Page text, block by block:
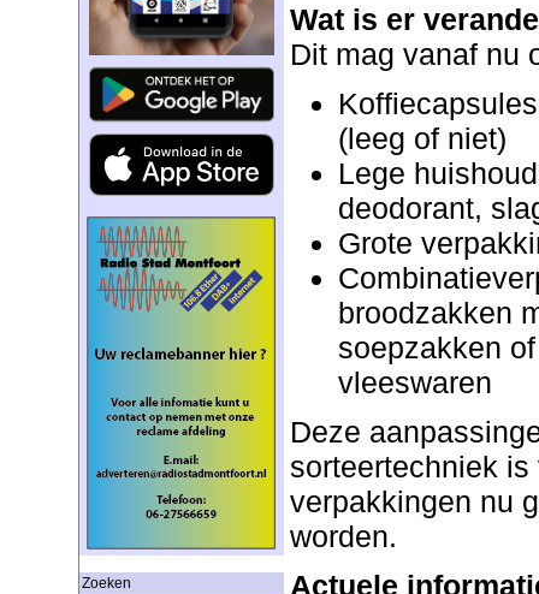
Zoeken
Wat is er
Dit mag vanaf nu
(leeg of niet)
Lege
deodorant,
Grote
broodzakken
soepzakken
vleeswaren
Deze
sorteertechniek
verpakkingen nu
worden.
Actuele